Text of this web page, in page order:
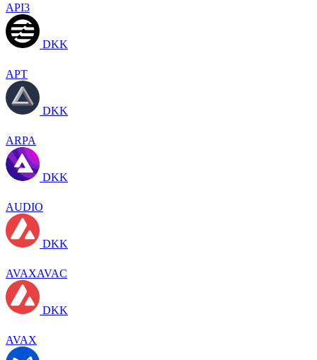
API3
DKK
APT
DKK
ARPA
DKK
AUDIO
DKK
AVAXAVAC
DKK
AVAX